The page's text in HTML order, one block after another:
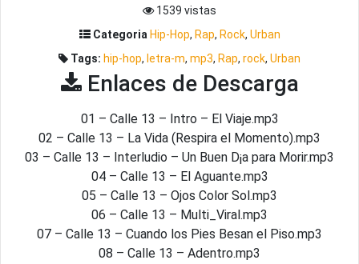
1539 vistas
Categoria Hip-Hop, Rap, Rock, Urban
Tags: hip-hop, letra-m, mp3, Rap, rock, Urban
Enlaces de Descarga
01 – Calle 13 – Intro – El Viaje.mp3
02 – Calle 13 – La Vida (Respira el Momento).mp3
03 – Calle 13 – Interludio – Un Buen D¡a para Morir.mp3
04 – Calle 13 – El Aguante.mp3
05 – Calle 13 – Ojos Color Sol.mp3
06 – Calle 13 – Multi_Viral.mp3
07 – Calle 13 – Cuando los Pies Besan el Piso.mp3
08 – Calle 13 – Adentro.mp3